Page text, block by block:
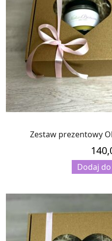
Zestaw prezentowy
Dodaj